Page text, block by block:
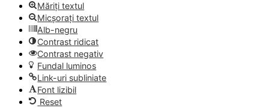
Măriți textul
Micșorați textul
Alb-negru
Contrast ridicat
Contrast negativ
Fundal luminos
Link-uri subliniate
Font lizibil
Reset